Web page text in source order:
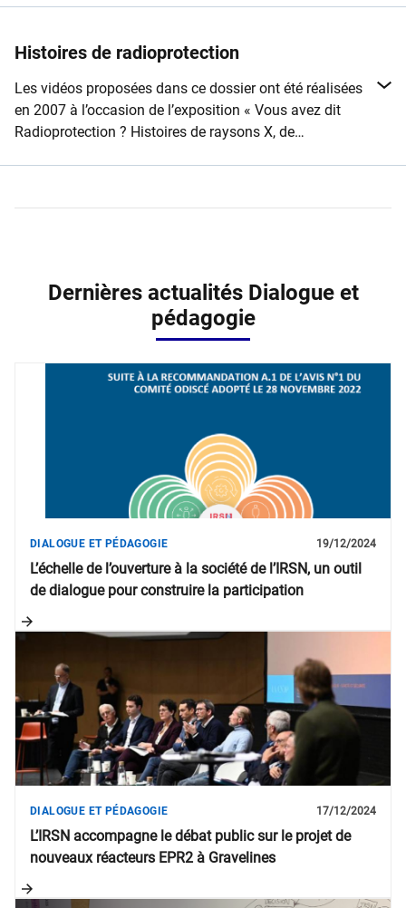
Histoires de radioprotection
Les vidéos proposées dans ce dossier ont été réalisées
en 2007 à l’occasion de l’exposition « Vous avez dit
Radioprotection ? Histoires de raysons X, de
Dernières actualités Dialogue et
pédagogie
L’échelle de l’ouverture à la société de l’IRSN, un outil
de dialogue pour construire la participation
DIALOGUE ET PÉDAGOGIE 19/12/2024
L’IRSN accompagne le débat public sur le projet de
nouveaux réacteurs EPR2 à Gravelines
DIALOGUE ET PÉDAGOGIE 17/12/2024